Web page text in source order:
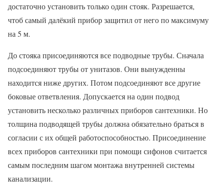
достаточно установить только один стояк. Разрешается,
чтоб самый далёкий прибор защитил от него по максимуму
на 5 м.
До стояка присоединяются все подводные трубы. Сначала
подсоединяют трубы от унитазов. Они вынужденны
находится ниже других. Потом подсоединяют все другие
боковые ответвления. Допускается на один подвод
установить несколько различных приборов сантехники. Но
толщина подводящей трубы должна обязательно браться в
согласии с их общей работоспособностью. Присоединение
всех приборов сантехники при помощи сифонов считается
самым последним шагом монтажа внутренней системы
канализации.